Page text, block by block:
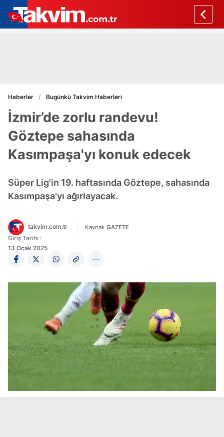
Haberler Bugünkü Takvim Haberleri
İzmir’de zorlu randevu!
Göztepe sahasında
Kasımpaşa'yı konuk edecek
Süper Lig'in 19. haftasında Göztepe, sahasında
Kasımpaşa'yı ağırlayacak.
takvim.com.tr Kaynak GAZETE
Giriş Tarihi :
13 Ocak 2025